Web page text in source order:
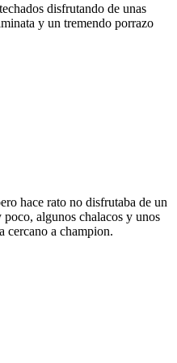
disfrutando de unas
y un tremendo porrazo
hace rato no disfrutaba de un
poco, algunos chalacos y unos
cercano a champion.